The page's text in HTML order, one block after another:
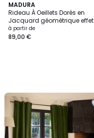
MADURA
Rideau À Oeillets Dorés en
Jacquard géométrique effet
naturel NIKOS
à partir de
89,00 €